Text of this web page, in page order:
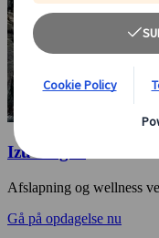
Izu-Kogen
Afslapning og wellness
Gå på opdagelse nu